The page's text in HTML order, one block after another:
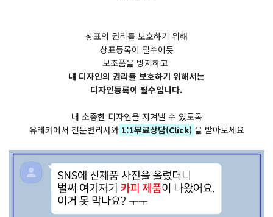
상표의 권리를 보호하기 위해
상표등록이 필수이듯
모조품을 방지하고
내 디자인의 권리를 보호하기 위해서는
디자인등록이 필수입니다.
내 소중한 디자인을 지켜낼 수 있도록
유레카에서 전문변리사와1:1무료상담(Click) 을 받아보세요